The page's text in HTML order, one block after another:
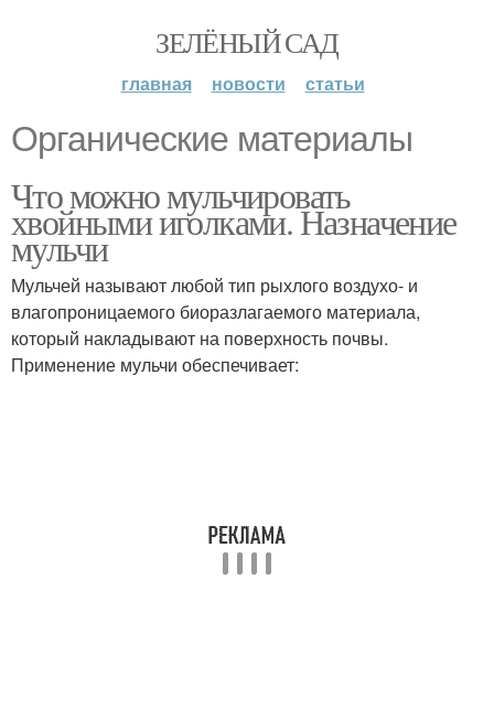
ЗЕЛЁНЫЙ САД
главная новости статьи
Органические материалы
Что можно мульчировать
хвойными иголками. Назначение
мульчи
Мульчей называют любой тип рыхлого воздухо- и
влагопроницаемого биоразлагаемого материала,
который накладывают на поверхность почвы.
Применение мульчи обеспечивает: